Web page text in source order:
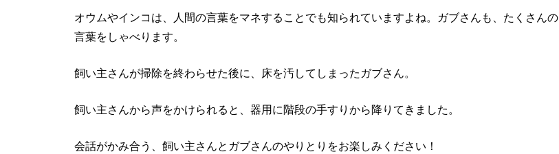
オウムやインコは、人間の言葉をマネすることでも知られていますよね。ガブさんも、たくさんの
言葉をしゃべります。
飼い主さんが掃除を終わらせた後に、床を汚してしまったガブさん。
飼い主さんから声をかけられると、器用に階段の手すりから降りてきました。
会話がかみ合う、飼い主さんとガブさんのやりとりをお楽しみください！